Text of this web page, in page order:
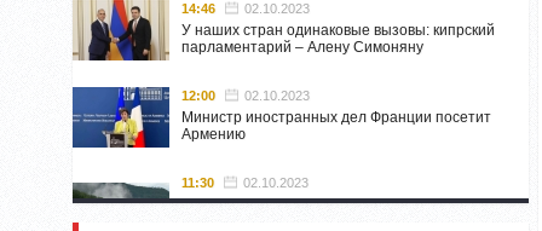
14:46 02.10.2023
У наших стран одинаковые вызовы: кипрский
парламентарий – Алену Симоняну
12:00 02.10.2023
Министр иностранных дел Франции посетит
Армению
11:30 02.10.2023
Самвел Шахраманян и группа ответственных